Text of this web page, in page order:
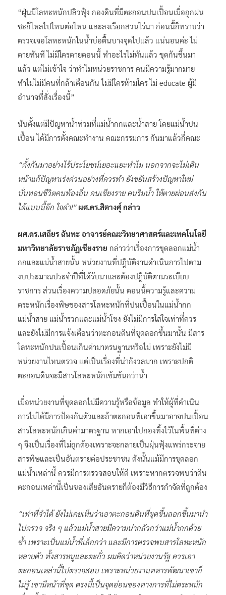
“ฝุ่นมีโลหะหนักปลิวฟุ้ง กองดินที่มีตะกอนปนเปื้อนเมื่อถูกฝน
ชะก็ไหลไปไหนต่อไหน และลงเรือกสวนไร่นา ก่อนนี้ก็ทราบว่า
ตรวจเจอโลหะหนักในน้ำบ่อตื้นบางจุดไปแล้ว แน่นอนค่ะ ไม่
ตายทันที ไม่มีใครตายตอนนี้ ทำอะไรไม่ทันแล้ว ขุดกันขึ้นมา
แล้ว แต่ไม่เข้าใจ ว่าทำไมหน่วยราชการ คนมีความรู้มากมาย
ทำไมไม่มีคนที่กล้าเตือนกัน ไม่มีใครห้ามใคร ไม่ educate ผู้มี
อำนาจที่สั่งเรื่องนี้”
นับตั้งแต่มีปัญหาน้ำท่วมที่แม่น้ำกกและน้ำสาย โดยแม่น้ำปน
เปื้อน ได้มีการตั้งคณะทำงาน คณะกรรมการ กันมาแล้วกี่คณะ
“ตั้งกันมาอย่างไร้ประโยชน์เยอะแยะทำไม นอกจากจะไม่เดิน
หน้าแก้ปัญหาเร่งด่วนอย่างที่ควรทำ ยังขยันสร้างปัญหาใหม่
บั่นทอนชีวิตคนท้องถิ่น คนเชียงราย คนริมน้ำ ให้ตายผ่อนส่งกัน
ได้แบบนี้อีก ใจดำ!” ผศ.ดร.สิตางศุ์ กล่าว
ผศ.ดร.เสถียร ฉันทะ อาจารย์คณะวิทยาศาสตร์และเทคโนโลยี
มหาวิทยาลัยราชภัฏเชียงราย กล่าวว่าเรื่องการขุดลอกแม่น้ำ
กกและแม่น้ำสายนั้น หน่วยงานที่ปฎิบัติงานดำเนินการไปตาม
งบประมาณประจำปีที่ได้รับมาและต้องปฎิบัติตามระเบียบ
ราชการ ส่วนเรื่องความปลอดภัยนั้น ตอนนี้ความรู้และความ
ตระหนักเรื่องพิษของสารโลหะหนักที่ปนเปื้อนในแม่น้ำกก
แม่น้ำสาย แม่น้ำรวกและแม่น้ำโขง ยังไม่มีการใส่ใจเท่าที่ควร
และยังไม่มีการแจ้งเตือนว่าตะกอนดินที่ขุดลอกขึ้นมานั้น มีสาร
โลหะหนักปนเปื้อนเกินค่ามาตรนฐานหรือไม่ เพราะยังไม่มี
หน่วยงานไหนตรวจ แต่เป็นเรื่องที่น่ากังวลมาก เพราะปกติ
ตะกอนดินจะมีสารโลหะหนักเข้มข้นกว่าน้ำ
เมื่อหน่วยงานที่ขุดลอกไม่มีความรู้หรือข้อมูล ทำให้ผู้ที่ดำเนิน
การไม่ได้มีการป้องกันตัวและถ้าตะกอนที่เอาขึ้นมาอาจปนเปื้อน
สารโลหะหนักเกินค่ามาตรฐาน หากเอาไปกองทิ้งไว้ในพื้นที่ต่าง
ๆ จึงเป็นเรื่องที่ไม่ถูกต้องเพราะจะกลายเป็นฝุ่นฟุ้งแพร่กระจาย
สารพิษและเป็นอันตรายต่อประชาชน ดังนั้นแม้มีการขุดลอก
แม่น้ำเหล่านี้ ควรมีการตรวจสอบให้ดี เพราะหากตรวจพบว่าดิน
ตะกอนเหล่านี้เป็นของเสียอันตรายก็ต้องมีวิธีการกำจัดที่ถูกต้อง
“เท่าที่จำได้ ยังไม่เคยเห็นว่าเอาตะกอนดินที่ขุดขึ้นลอกขึ้นมานำ
ไปตรวจ จริง ๆ แล้วแม่น้ำสายมีความน่ากลัวกว่าแม่น้ำกกด้วย
ซ้ำ เพราะเป็นแม่น้ำที่เล็กกว่า และมีการตรวจพบสารโลหะหนัก
หลายตัว ทั้งสารหนูและตะกั่ว ผมคิดว่าหน่วยงานรัฐ ควรเอา
ตะกอนเหล่านี้ไปตรวจสอบ เพราะหน่วยงานทหารพัฒนาเขาก็
ไม่รู้ เขามีหน้าที่ขุด ตรงนี้เป็นจุดอ่อนของทางการที่ไม่ตระหนัก